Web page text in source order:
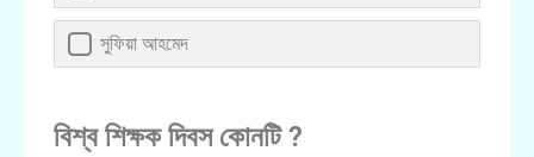
সুফিয়া আহমেদ
বিশ্ব শিক্ষক দিবস কোনটি ?